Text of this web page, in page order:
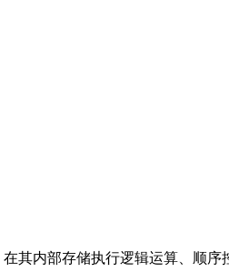
其内部存储执行逻辑运算、顺